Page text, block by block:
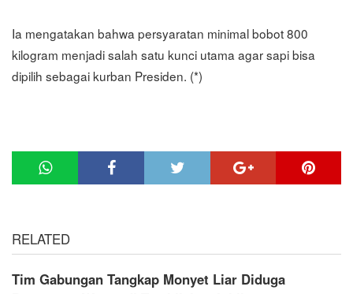
Ia mengatakan bahwa persyaratan minimal bobot 800
kilogram menjadi salah satu kunci utama agar sapi bisa
dipilih sebagai kurban Presiden. (*)
RELATED
Tim Gabungan Tangkap Monyet Liar Diduga